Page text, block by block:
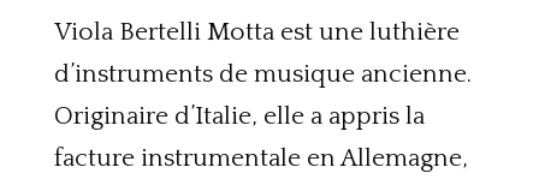
Viola Bertelli Motta est une luthière
d’instruments de musique ancienne.
Originaire d’Italie, elle a appris la
facture instrumentale en Allemagne,